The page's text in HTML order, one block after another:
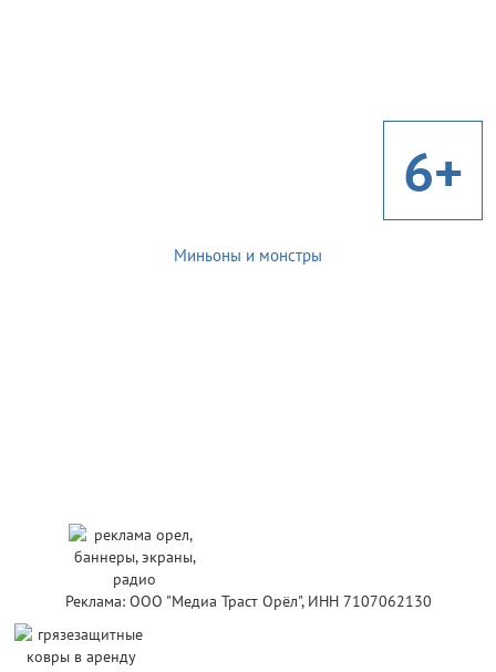
6+
Миньоны и монстры
Реклама: ООО "Медиа Траст Орёл", ИНН 7107062130